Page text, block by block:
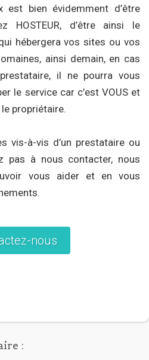
bien évidemment d’être
HOSTEUR, d’être ainsi le
hébergera vos sites ou vos
ainsi demain, en cas
il ne pourra vous
le service car c’est VOUS et
le propriétaire.
vis-à-vis d’un prestataire ou
pas à nous contacter, nous
vous aider et en vous
nous
: